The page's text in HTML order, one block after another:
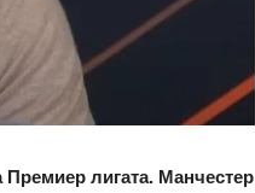
Премиер лигата. Манчестер